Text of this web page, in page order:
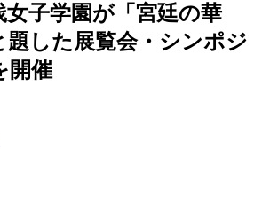
女子学園が「宮廷の華
題した展覧会・シンポジ
開催